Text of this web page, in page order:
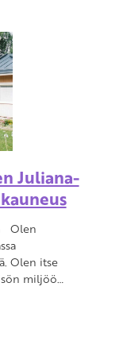
Juliana-
Olen
Olen itse
miljöö…